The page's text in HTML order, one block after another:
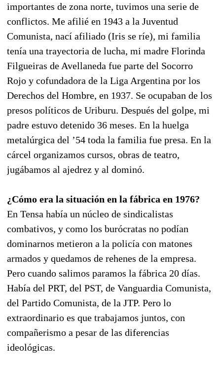
importantes de zona norte, tuvimos una serie de
conflictos. Me afilié en 1943 a la Juventud
Comunista, nací afiliado (Iris se ríe), mi familia
tenía una trayectoria de lucha, mi madre Florinda
Filgueiras de Avellaneda fue parte del Socorro
Rojo y cofundadora de la Liga Argentina por los
Derechos del Hombre, en 1937. Se ocupaban de los
presos políticos de Uriburu. Después del golpe, mi
padre estuvo detenido 36 meses. En la huelga
metalúrgica del ’54 toda la familia fue presa. En la
cárcel organizamos cursos, obras de teatro,
jugábamos al ajedrez y al dominó.
¿Cómo era la situación en la fábrica en 1976?
En Tensa había un núcleo de sindicalistas
combativos, y como los burócratas no podían
dominarnos metieron a la policía con matones
armados y quedamos de rehenes de la empresa.
Pero cuando salimos paramos la fábrica 20 días.
Había del PRT, del PST, de Vanguardia Comunista,
del Partido Comunista, de la JTP. Pero lo
extraordinario es que trabajamos juntos, con
compañerismo a pesar de las diferencias
ideológicas.